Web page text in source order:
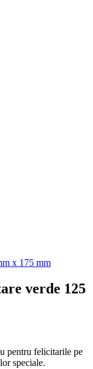
verde 125
pentru felicitarile pe
speciale.